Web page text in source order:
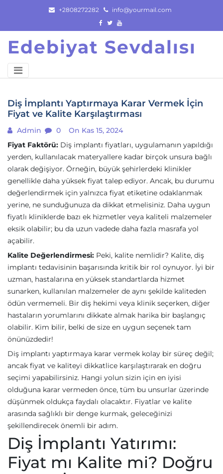
content
+2808272282 info@yourmail.com
Edebiyat Sevdalısı
Diş İmplantı Yaptırmaya Karar Vermek İçin
Fiyat ve Kalite Karşılaştırması
Admin 0
On Kas 15, 2024
Fiyat Faktörü: Diş implantı fiyatları, uygulamanın yapıldığı
yerden, kullanılacak materyallere kadar birçok unsura bağlı
olarak değişiyor. Örneğin, büyük şehirlerdeki klinikler
genellikle daha yüksek fiyat talep ediyor. Ancak, bu durumu
değerlendirmek için yalnızca fiyat etiketine odaklanmak
yerine, ne sunduğunuza da dikkat etmelisiniz. Daha uygun
fiyatlı kliniklerde bazı ek hizmetler veya kaliteli malzemeler
eksik olabilir; bu da uzun vadede daha fazla masrafa yol
açabilir.
Kalite Değerlendirmesi: Peki, kalite nemlidir? Kalite, diş
implantı tedavisinin başarısında kritik bir rol oynuyor. İyi bir
uzman, hastalarına en yüksek standartlarda hizmet
sunarken, kullanılan malzemeler de aynı şekilde kaliteden
ödün vermemeli. Bir diş hekimi veya klinik seçerken, diğer
hastaların yorumlarını dikkate almak harika bir başlangıç
olabilir. Kim bilir, belki de size en uygun seçenek tam
önünüzdedir!
Diş implantı yaptırmaya karar vermek kolay bir süreç değil;
ancak fiyat ve kaliteyi dikkatlice karşılaştırarak en doğru
seçimi yapabilirsiniz. Hangi yolun sizin için en iyisi
olduğuna karar vermeden önce, tüm bu unsurlar üzerinde
düşünmek oldukça faydalı olacaktır. Fiyatlar ve kalite
arasında sağlıklı bir denge kurmak, geleceğinizi
şekillendirecek önemli bir adım.
Diş İmplantı Yatırımı:
Fiyat mı Kalite mi? Doğru